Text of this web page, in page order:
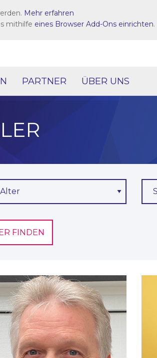
PARTNER ÜBER UNS
Alter
FINDEN
Mehr erfahren
mithilfe eines Browser Add-Ons einrichten.